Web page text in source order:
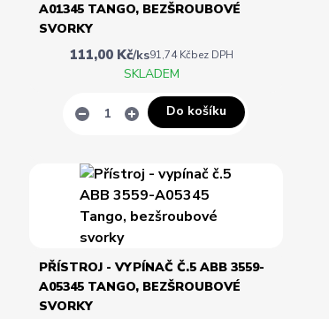
A01345 TANGO, BEZŠROUBOVÉ
SVORKY
111,00 Kč/ks91,74 Kčbez DPH
SKLADEM
Do košíku
PŘÍSTROJ - VYPÍNAČ Č.5 ABB 3559-
A05345 TANGO, BEZŠROUBOVÉ
SVORKY